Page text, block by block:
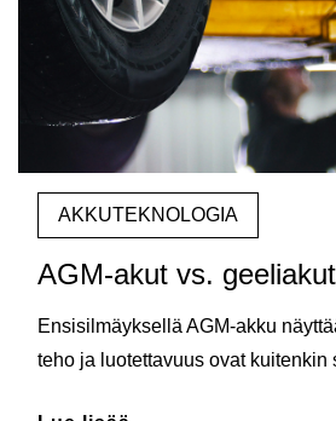
AKKUTEKNOLOGIA
AGM-akut vs. geeliakut
Ensisilmäyksellä AGM-akku
teho ja luotettavuus ovat kuitenkin